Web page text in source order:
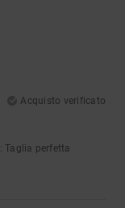
Acquisto verificato
: Taglia perfetta